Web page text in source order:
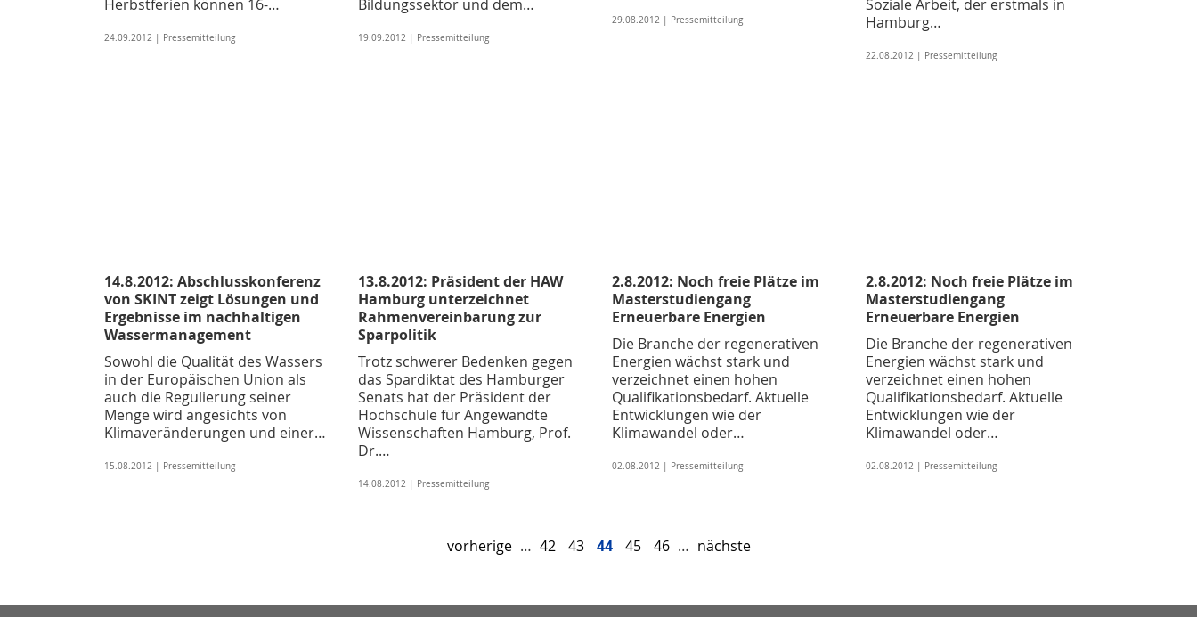
Herbstferien können 16-…
24.09.2012 | Pressemitteilung
Bildungssektor und dem…
19.09.2012 | Pressemitteilung
29.08.2012 | Pressemitteilung
Soziale Arbeit, der erstmals in
Hamburg…
22.08.2012 | Pressemitteilung
14.8.2012: Abschlusskonferenz
von SKINT zeigt Lösungen und
Ergebnisse im nachhaltigen
Wassermanagement
Sowohl die Qualität des Wassers
in der Europäischen Union als
auch die Regulierung seiner
Menge wird angesichts von
Klimaveränderungen und einer…
15.08.2012 | Pressemitteilung
13.8.2012: Präsident der HAW
Hamburg unterzeichnet
Rahmenvereinbarung zur
Sparpolitik
Trotz schwerer Bedenken gegen
das Spardiktat des Hamburger
Senats hat der Präsident der
Hochschule für Angewandte
Wissenschaften Hamburg, Prof.
Dr.…
14.08.2012 | Pressemitteilung
2.8.2012: Noch freie Plätze im
Masterstudiengang
Erneuerbare Energien
Die Branche der regenerativen
Energien wächst stark und
verzeichnet einen hohen
Qualifikationsbedarf. Aktuelle
Entwicklungen wie der
Klimawandel oder…
02.08.2012 | Pressemitteilung
2.8.2012: Noch freie Plätze im
Masterstudiengang
Erneuerbare Energien
Die Branche der regenerativen
Energien wächst stark und
verzeichnet einen hohen
Qualifikationsbedarf. Aktuelle
Entwicklungen wie der
Klimawandel oder…
02.08.2012 | Pressemitteilung
vorherige … 42 43 44 45 46 … nächste